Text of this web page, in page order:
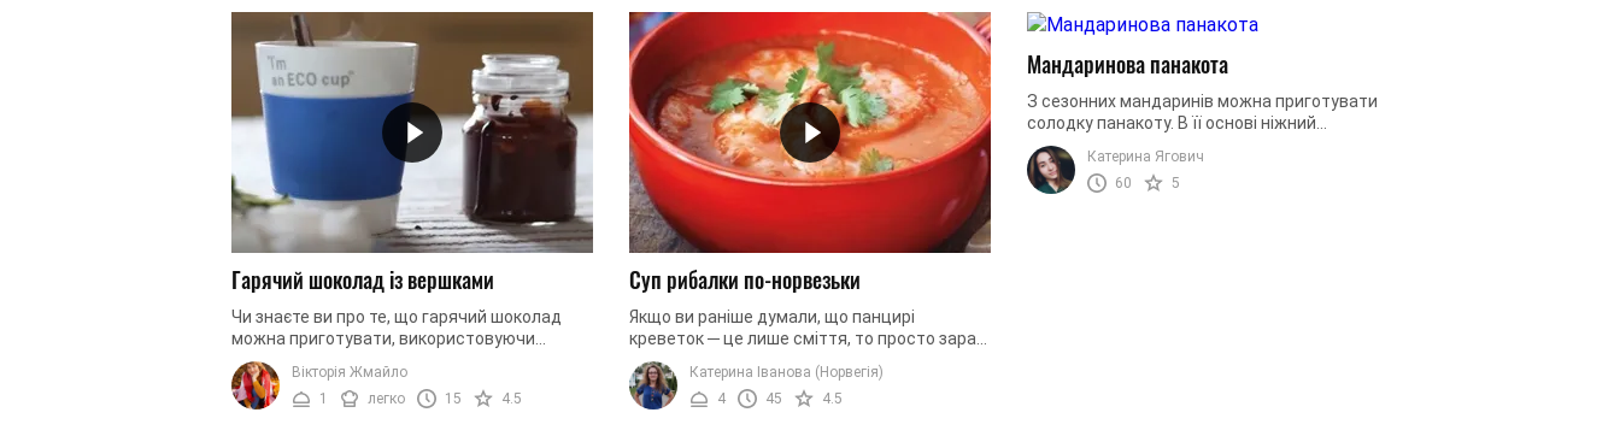
Гарячий шоколад із вершками
Чи знаєте ви про те, що гарячий шоколад
можна приготувати, використовуючи
всього три інгредієнти, один з яких взагалі
не характерний для цього напою? ...
Вікторія Жмайло
1
легко 15 4.5
Суп рибалки по-норвезьки
Якщо ви раніше думали, що панцирі
креветок ─ це лише сміття, то просто зараз
ми готові зробити так, щоб ви змінили свою
думку. Насправді на тому, що ...
Катерина Іванова (Норвегія)
4
45 4.5
Мандаринова панакота
З сезонних мандаринів можна приготувати
солодку панакоту. В її основі ніжний
вершковий шар та цитрусовий свіжий. Їхнє
поєднання утворює вибухову ...
Катерина Ягович
60
5